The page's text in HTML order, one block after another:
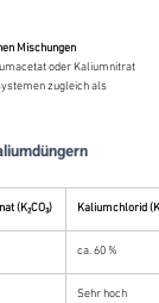
Mischungen
oder Kaliumnitrat
zugleich als
(K₂CO₃) Kaliumchlorid
ca. 60 %
Sehr hoch